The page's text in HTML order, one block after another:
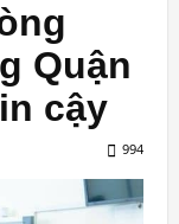
Quận
cậy
994